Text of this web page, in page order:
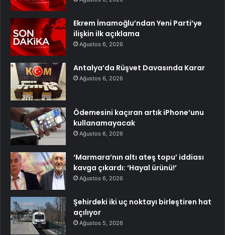
Ekrem İmamoğlu’ndan Yeni Parti’ye
ilişkin ilk açıklama
Ağustos 6, 2026
Antalya’da Rüşvet Davasında Karar
Ağustos 6, 2026
Ödemesini kaçıran artık iPhone’unu
kullanamayacak
Ağustos 6, 2026
‘Marmara’nın altı ateş topu’ iddiası
kavga çıkardı: ‘Hayal ürünü!’
Ağustos 6, 2026
Şehirdeki iki uç noktayı birleştiren hat
açılıyor
Ağustos 5, 2026